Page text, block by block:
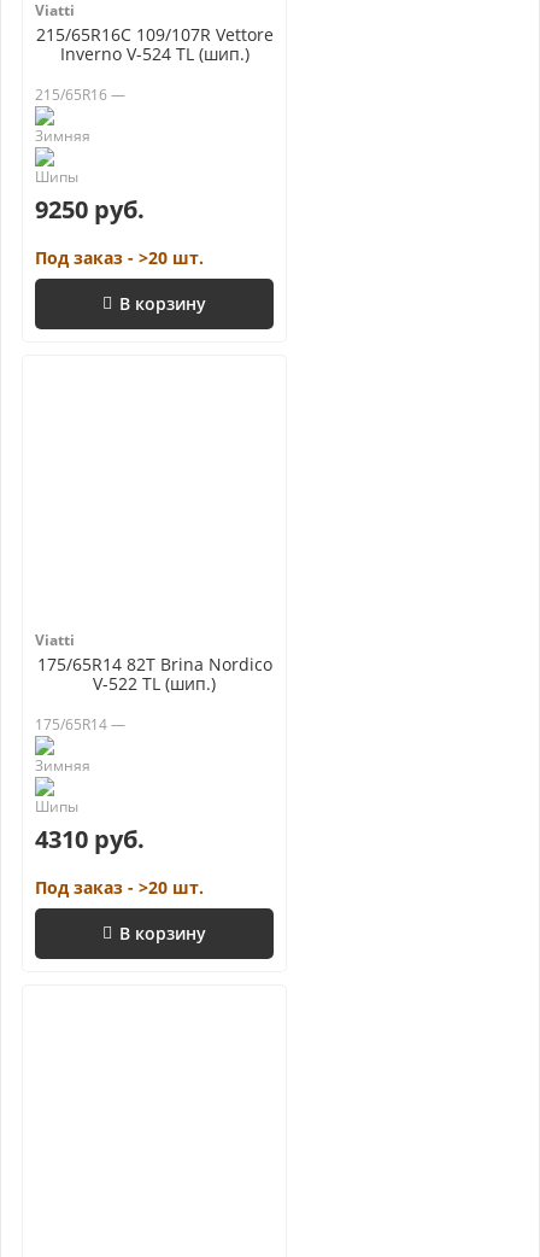
Viatti
215/65R16C 109/107R Vettore
Inverno V-524 TL (шип.)
215/65R16 —
9250 руб.
Под заказ - >20 шт.
В корзину
Viatti
175/65R14 82T Brina Nordico
V-522 TL (шип.)
175/65R14 —
4310 руб.
Под заказ - >20 шт.
В корзину